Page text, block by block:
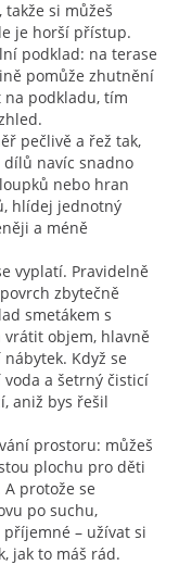
si můžeš
je horší přístup.
podklad: na terase
pomůže zhutnění
na podkladu, tím
pečlivě a řež tak,
navíc snadno
nebo hran
hlídej jednotný
a méně
vyplatí. Pravidelně
zbytečně
smetákem s
objem, hlavně
Když se
a šetrný čisticí
aniž bys řešil
prostoru: můžeš
plochu pro děti
protože se
po suchu,
– užívat si
jak to máš rád.